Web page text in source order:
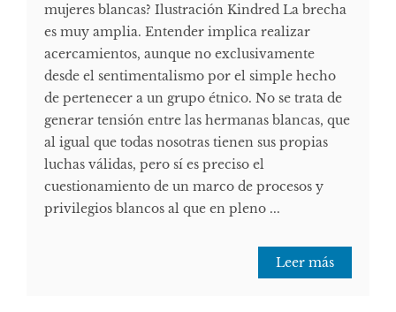
mujeres blancas? Ilustración Kindred La brecha
es muy amplia. Entender implica realizar
acercamientos, aunque no exclusivamente
desde el sentimentalismo por el simple hecho
de pertenecer a un grupo étnico. No se trata de
generar tensión entre las hermanas blancas, que
al igual que todas nosotras tienen sus propias
luchas válidas, pero sí es preciso el
cuestionamiento de un marco de procesos y
privilegios blancos al que en pleno ...
Leer más